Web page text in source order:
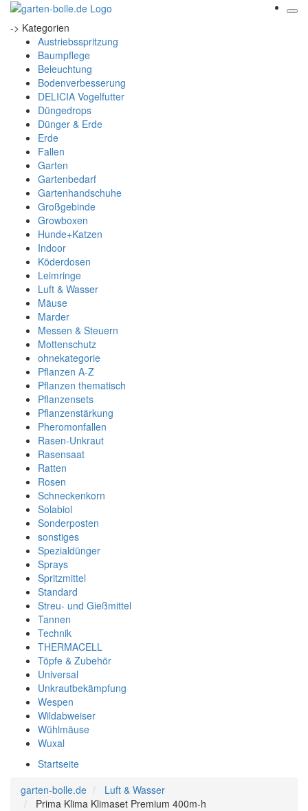
-> Kategorien
Austriebsspritzung
Baumpflege
Beleuchtung
Bodenverbesserung
DELICIA Vogelfutter
Düngedrops
Dünger & Erde
Erde
Fallen
Garten
Gartenbedarf
Gartenhandschuhe
Großgebinde
Growboxen
Hunde+Katzen
Indoor
Köderdosen
Leimringe
Luft & Wasser
Mäuse
Marder
Messen & Steuern
Mottenschutz
ohnekategorie
Pflanzen A-Z
Pflanzen thematisch
Pflanzensets
Pflanzenstärkung
Pheromonfallen
Rasen-Unkraut
Rasensaat
Ratten
Rosen
Schneckenkorn
Solabiol
Sonderposten
sonstiges
Spezialdünger
Sprays
Spritzmittel
Standard
Streu- und Gießmittel
Tannen
Technik
THERMACELL
Töpfe & Zubehör
Universal
Unkrautbekämpfung
Wespen
Wildabweiser
Wühlmäuse
Wuxal
Startseite
garten-bolle.de
Luft & Wasser
Prima Klima Klimaset Premium 400m-h